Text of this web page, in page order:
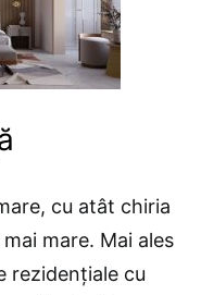
cu atât chiria
mare. Mai ales
rezidențiale cu